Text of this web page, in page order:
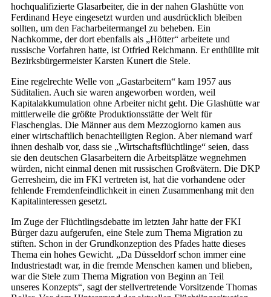
hochqualifizierte Glasarbeiter, die in der nahen Glashütte von
Ferdinand Heye eingesetzt wurden und ausdrücklich bleiben
sollten, um den Facharbeitermangel zu beheben. Ein
Nachkomme, der dort ebenfalls als „Hötter“ arbeitete und
russische Vorfahren hatte, ist Otfried Reichmann. Er enthüllte mit
Bezirksbürgermeister Karsten Kunert die Stele.
Eine regelrechte Welle von „Gastarbeitern“ kam 1957 aus
Süditalien. Auch sie waren angeworben worden, weil
Kapitalakkumulation ohne Arbeiter nicht geht. Die Glashütte war
mittlerweile die größte Produktionsstätte der Welt für
Flaschenglas. Die Männer aus dem Mezzogiorno kamen aus
einer wirtschaftlich benachteiligten Region. Aber niemand warf
ihnen deshalb vor, dass sie „Wirtschaftsflüchtlinge“ seien, dass
sie den deutschen Glasarbeitern die Arbeitsplätze wegnehmen
würden, nicht einmal denen mit russischen Großvätern. Die DKP
Gerresheim, die im FKI vertreten ist, hat die vorhandene oder
fehlende Fremdenfeindlichkeit in einen Zusammenhang mit den
Kapitalinteressen gesetzt.
Im Zuge der Flüchtlingsdebatte im letzten Jahr hatte der FKI
Bürger dazu aufgerufen, eine Stele zum Thema Migration zu
stiften. Schon in der Grundkonzeption des Pfades hatte dieses
Thema ein hohes Gewicht. „Da Düsseldorf schon immer eine
Industriestadt war, in die fremde Menschen kamen und blieben,
war die Stele zum Thema Migration von Beginn an Teil
unseres Konzepts“, sagt der stellvertretende Vorsitzende Thomas